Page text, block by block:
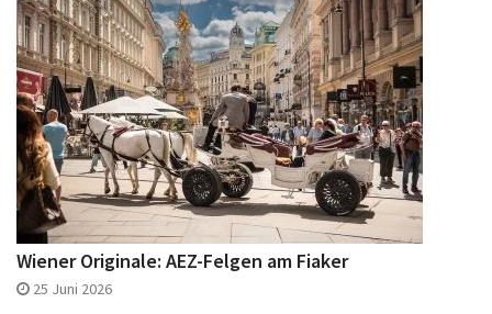
Wiener Originale: AEZ-Felgen am Fiaker
25 Juni 2026